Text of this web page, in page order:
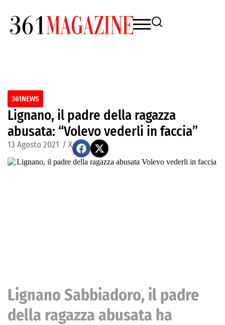
361NEWS
Lignano, il padre della ragazza
abusata: “Volevo vederli in faccia”
13 Agosto 2021 / X
Lignano Sabbiadoro, il padre
della ragazza abusata ha